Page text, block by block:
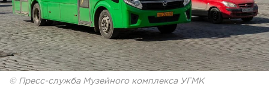
© Пресс-служба Музейного комплекса УГМК